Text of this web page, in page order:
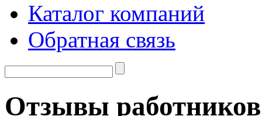
Каталог компаний
Обратная связь
Отзывы